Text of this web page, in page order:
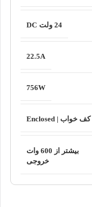
24 ولت DC
22.5A
756W
کف خواب | Enclosed
بیشتر از 600 وات
خروجی